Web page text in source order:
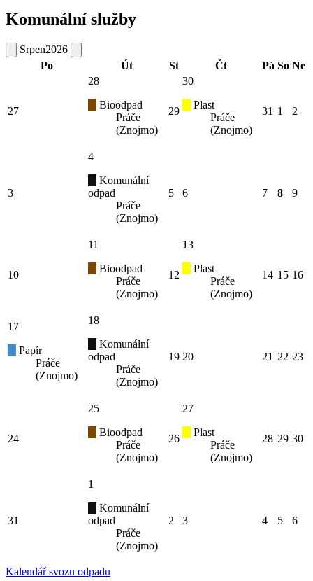
Komunální služby
Srpen2026
Po
Út St Čt Pá So Ne
27
28
Bioodpad
Práče
(Znojmo)
29
30
Plast
Práče
(Znojmo)
31 1 2
3
4
Komunální
odpad
Práče
(Znojmo)
5 6 7 8 9
10
11
Bioodpad
Práče
(Znojmo)
12
13
Plast
Práče
(Znojmo)
14 15 16
17
Papír
Práče
(Znojmo)
18
Komunální
odpad
Práče
(Znojmo)
19 20 21 22 23
24
25
Bioodpad
Práče
(Znojmo)
26
27
Plast
Práče
(Znojmo)
28 29 30
31
1
Komunální
odpad
Práče
(Znojmo)
2 3 4 5 6
Kalendář svozu odpadu